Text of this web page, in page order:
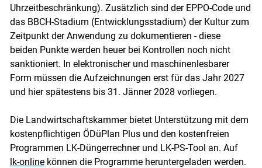
Uhrzeitbeschränkung). Zusätzlich sind der EPPO-Code und
das BBCH-Stadium (Entwicklungsstadium) der Kultur zum
Zeitpunkt der Anwendung zu dokumentieren - diese
beiden Punkte werden heuer bei Kontrollen noch nicht
sanktioniert. In elektronischer und maschinenlesbarer
Form müssen die Aufzeichnungen erst für das Jahr 2027
und hier spätestens bis 31. Jänner 2028 vorliegen.
Die Landwirtschaftskammer bietet Unterstützung mit dem
kostenpflichtigen ÖDüPlan Plus und den kostenfreien
Programmen LK-Düngerrechner und LK-PS-Tool an. Auf
lk-onlinekönnen die Programme heruntergeladen werden.